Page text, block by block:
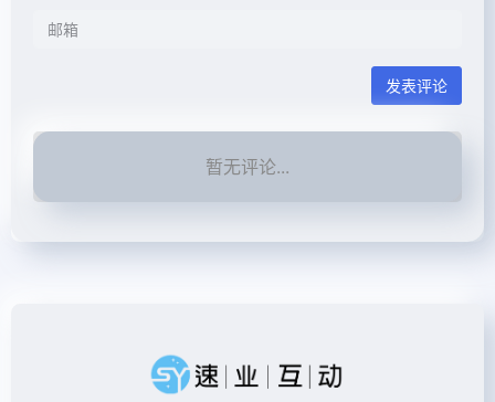
发表评论
暂无评论...